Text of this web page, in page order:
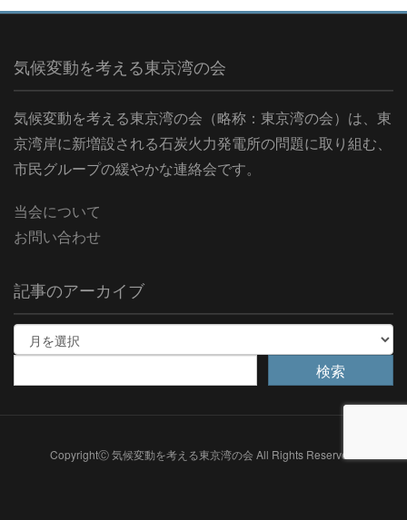
気候変動を考える東京湾の会
気候変動を考える東京湾の会（略称：東京湾の会）は、東
京湾岸に新増設される石炭火力発電所の問題に取り組む、
市民グループの緩やかな連絡会です。
当会について
お問い合わせ
記事のアーカイブ
CopyrightⒸ 気候変動を考える東京湾の会 All Rights Reserved.